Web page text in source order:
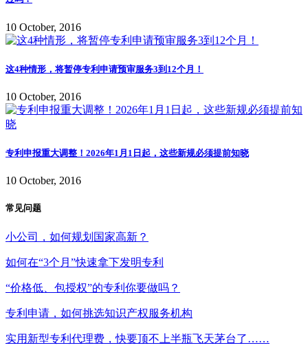
10 October, 2016
这4种情形，将暂停专利申请预审服务3到12个月！
10 October, 2016
专利申报重大调整！2026年1月1日起，这些新规必须提前知晓
10 October, 2016
常见问题
小公司，如何规划国家高新？
如何在“3个月”快速拿下发明专利
“价格低、包授权”的专利你要做吗？
专利申请，如何挑选知识产权服务机构
实用新型专利代理费，快要顶不上半瓶飞天茅台了……